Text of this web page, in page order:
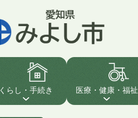
くらし・手続き 医療・健康・福祉